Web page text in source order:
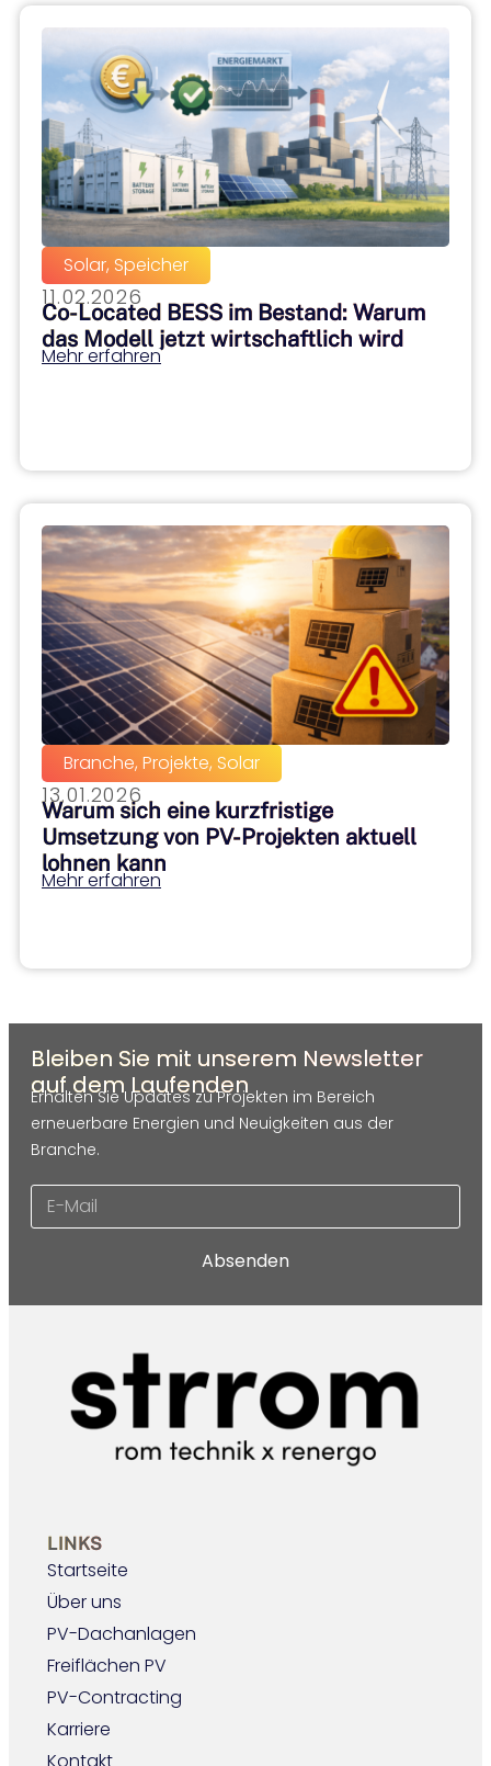
Solar, Speicher
11.02.2026
Co-Located BESS im Bestand: Warum
das Modell jetzt wirtschaftlich wird
Mehr erfahren
Branche, Projekte, Solar
13.01.2026
Warum sich eine kurzfristige
Umsetzung von PV-Projekten aktuell
lohnen kann
Mehr erfahren
Bleiben Sie mit unserem Newsletter
auf dem Laufenden
Erhalten Sie Updates zu Projekten im Bereich
erneuerbare Energien und Neuigkeiten aus der
Branche.
Absenden
LINKS
Startseite
Über uns
PV-Dachanlagen
Freiflächen PV
PV-Contracting
Karriere
Kontakt